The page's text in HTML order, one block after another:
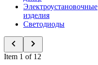
Электроустановочные
изделия
Светодиоды
Item 1 of 12